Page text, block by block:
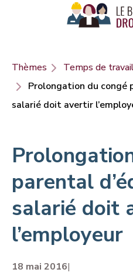
Panneau de gestion des cookies
Thèmes
Temps de
Prolongation du congé
salarié doit avertir
parental
salarié doit
l’employeur
18 mai 2016|